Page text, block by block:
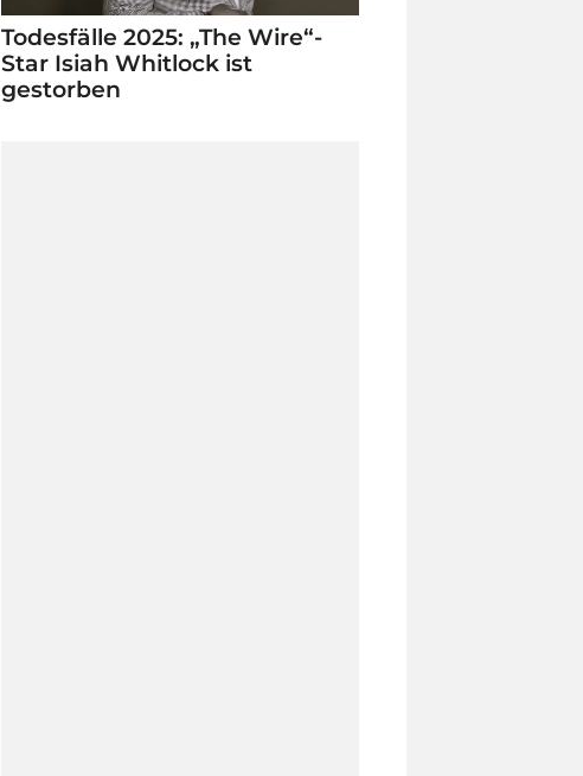
Todesfälle 2025: „The Wire“-
Star Isiah Whitlock ist
gestorben